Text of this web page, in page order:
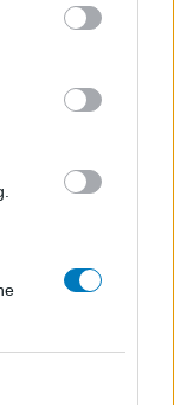
und es hilft
damit zu
nicht mehr